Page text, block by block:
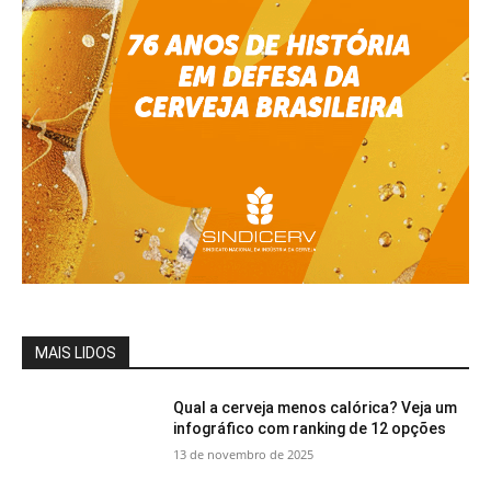
MAIS LIDOS
Qual a cerveja menos calórica? Veja um
infográfico com ranking de 12 opções
13 de novembro de 2025